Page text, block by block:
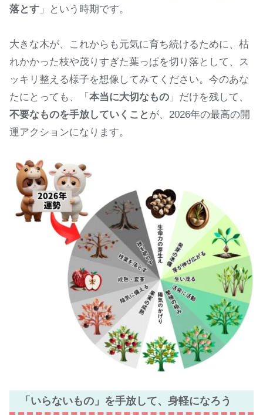
落とす 」という時期です。
大きな木が、これからも元気に育ち続けるために、枯
れかかった枝や茂りすぎた葉っぱを切り落として、ス
ッキリ整える様子を想像してみてください。今のあな
たにとっても、「 本当に大切なもの 」だけを残して、
不要なものを手放していくこと が、2026年の最高の開
運アクションになります。
「いらないもの」を手放して、身軽になろう